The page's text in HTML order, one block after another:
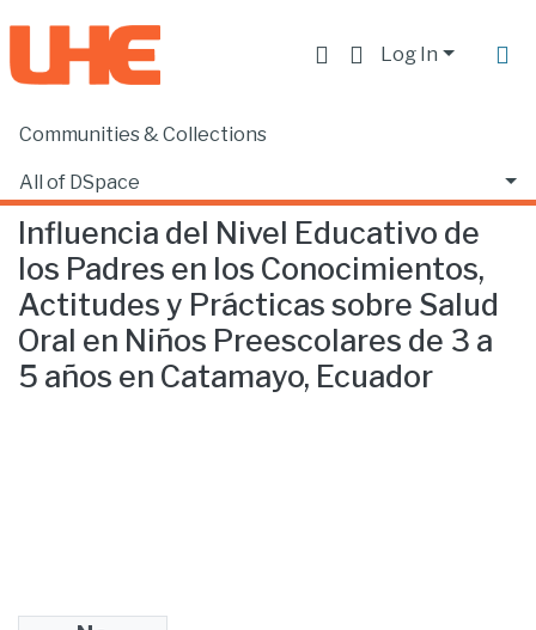
Log In
Communities & Collections
All of DSpace
Statistics
Home
Influencia del Nivel Educativo de
los Padres en los Conocimientos,
Actitudes y Prácticas sobre Salud
Oral en Niños Preescolares de 3 a
5 años en Catamayo, Ecuador